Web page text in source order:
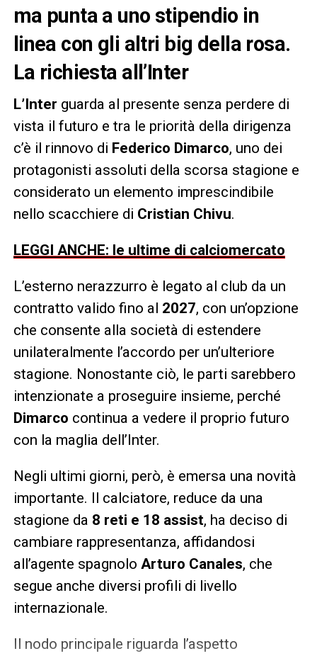
ma punta a uno stipendio in
linea con gli altri big della rosa.
La richiesta all’Inter
L’Inter guarda al presente senza perdere di
vista il futuro e tra le priorità della dirigenza
c’è il rinnovo di Federico Dimarco, uno dei
protagonisti assoluti della scorsa stagione e
considerato un elemento imprescindibile
nello scacchiere di Cristian Chivu.
LEGGI ANCHE: le ultime di calciomercato
L’esterno nerazzurro è legato al club da un
contratto valido fino al 2027, con un’opzione
che consente alla società di estendere
unilateralmente l’accordo per un’ulteriore
stagione. Nonostante ciò, le parti sarebbero
intenzionate a proseguire insieme, perché
Dimarco continua a vedere il proprio futuro
con la maglia dell’Inter.
Negli ultimi giorni, però, è emersa una novità
importante. Il calciatore, reduce da una
stagione da 8 reti e 18 assist, ha deciso di
cambiare rappresentanza, affidandosi
all’agente spagnolo Arturo Canales, che
segue anche diversi profili di livello
internazionale.
Il nodo principale riguarda l’aspetto